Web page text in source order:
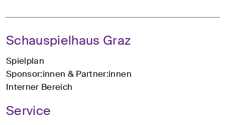
Schauspielhaus Graz
Spielplan
Sponsor:innen & Partner:innen
Interner Bereich
Service